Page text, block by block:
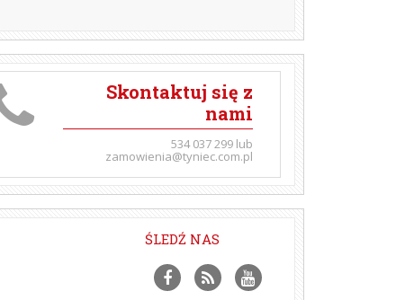
Skontaktuj się z
nami
534 037 299 lub
zamowienia@tyniec.com.pl
ŚLEDŹ NAS